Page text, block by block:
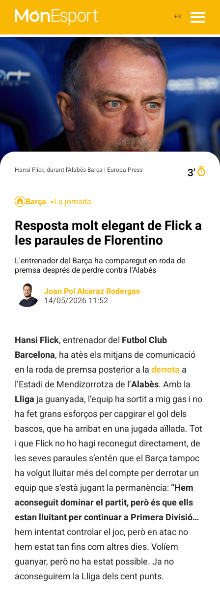
ES
Hansi Flick, durant l'Alabès-Barça | Europa Press 3′
Barça La jornada
Resposta molt elegant de Flick a
les paraules de Florentino
L'entrenador del Barça ha comparegut en roda de
premsa després de perdre contra l'Alabès
Joan Pol Alcaraz Rodergas
14/05/2026 11:52
Hansi Flick, entrenador del Futbol Club
Barcelona, ha atès els mitjans de comunicació
en la roda de premsa posterior a la derrota a
l’Estadi de Mendizorrotza de l’Alabès. Amb la
Lliga ja guanyada, l’equip ha sortit a mig gas i no
ha fet grans esforços per capgirar el gol dels
bascos, que ha arribat en una jugada aïllada. Tot
i que Flick no ho hagi reconegut directament, de
les seves paraules s’entén que el Barça tampoc
ha volgut lluitar més del compte per derrotar un
equip que s’està jugant la permanència: “Hem
aconseguit dominar el partit, però és que ells
estan lluitant per continuar a Primera Divisió…
hem intentat controlar el joc, però en atac no
hem estat tan fins com altres dies. Volíem
guanyar, però no ha estat possible. Ja no
aconseguirem la Lliga dels cent punts.